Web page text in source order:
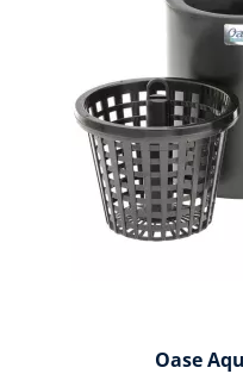
Oase